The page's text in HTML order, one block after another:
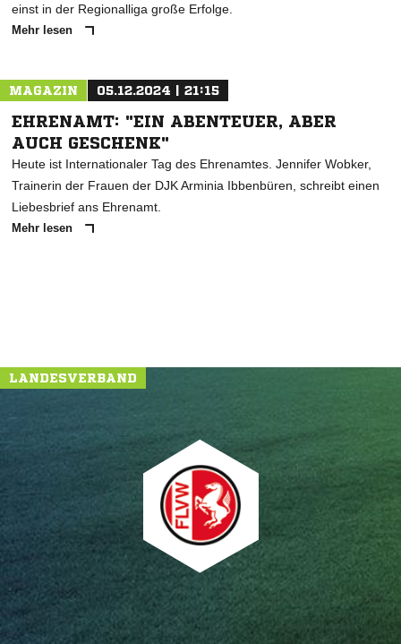
einst in der Regionalliga große Erfolge.
Mehr lesen
MAGAZIN 05.12.2024 | 21:15
EHRENAMT: "EIN ABENTEUER, ABER
AUCH GESCHENK"
Heute ist Internationaler Tag des Ehrenamtes. Jennifer Wobker,
Trainerin der Frauen der DJK Arminia Ibbenbüren, schreibt einen
Liebesbrief ans Ehrenamt.
Mehr lesen
LANDESVERBAND